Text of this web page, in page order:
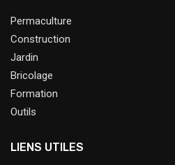
Permaculture
Construction
Jardin
Bricolage
Formation
Outils
LIENS UTILES